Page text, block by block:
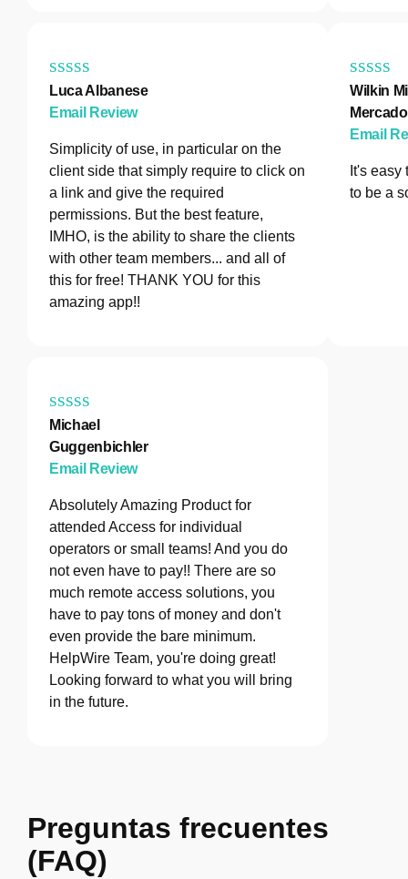
Luca Albanese
Email Review
Simplicity of use, in particular on the
client side that simply require to click on
a link and give the required
permissions. But the best feature,
IMHO, is the ability to share the clients
with other team members... and all of
this for free! THANK YOU for this
amazing app!!
Wilkin
Mercado
Email
It's
to be a
Michael
Guggenbichler
Email Review
Absolutely Amazing Product for
attended Access for individual
operators or small teams! And you do
not even have to pay!! There are so
much remote access solutions, you
have to pay tons of money and don't
even provide the bare minimum.
HelpWire Team, you're doing great!
Looking forward to what you will bring
in the future.
Preguntas frecuentes
(FAQ)